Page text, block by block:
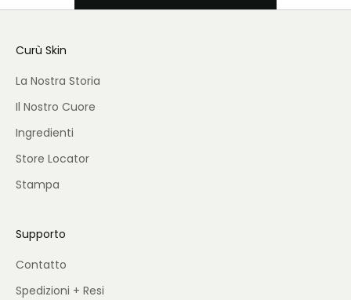
Curù Skin
La Nostra Storia
Il Nostro Cuore
Ingredienti
Store Locator
Stampa
Supporto
Contatto
Spedizioni + Resi